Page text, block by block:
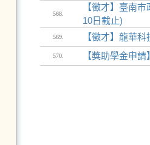
568.
【徵才】臺南
10日截止)
569. 【徵才】龍華
570. 【獎助學金申